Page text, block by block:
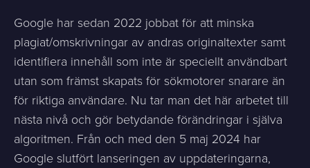
Google har sedan 2022 jobbat för att minska
plagiat/omskrivningar av andras originaltexter samt
identifiera innehåll som inte är speciellt användbart
utan som främst skapats för sökmotorer snarare än
för riktiga användare. Nu tar man det här arbetet till
nästa nivå och gör betydande förändringar i själva
algoritmen. Från och med den 5 maj 2024 har
Google slutfört lanseringen av uppdateringarna,